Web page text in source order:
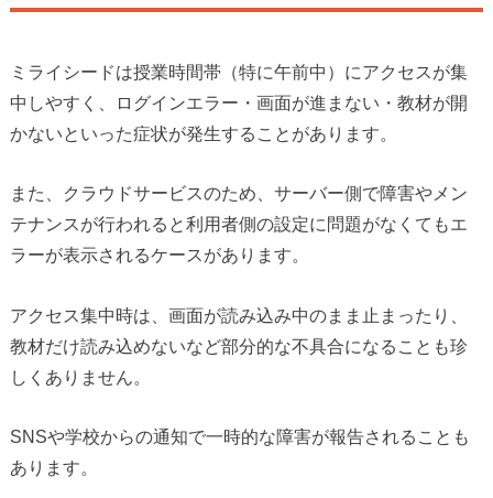
ミライシードは授業時間帯（特に午前中）にアクセスが集
中しやすく、ログインエラー・画面が進まない・教材が開
かないといった症状が発生することがあります。
また、クラウドサービスのため、サーバー側で障害やメン
テナンスが行われると利用者側の設定に問題がなくてもエ
ラーが表示されるケースがあります。
アクセス集中時は、画面が読み込み中のまま止まったり、
教材だけ読み込めないなど部分的な不具合になることも珍
しくありません。
SNSや学校からの通知で一時的な障害が報告されることも
あります。